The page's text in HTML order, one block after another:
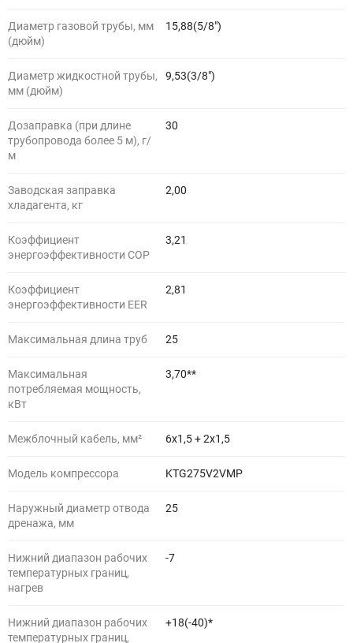
Диаметр газовой трубы, мм
(дюйм)
15,88(5/8")
Диаметр жидкостной трубы,
мм (дюйм)
9,53(3/8")
Дозаправка (при длине
трубопровода более 5 м), г/
м
30
Заводская заправка
хладагента, кг
2,00
Коэффициент
энергоэффективности COP
3,21
Коэффициент
энергоэффективности EER
2,81
Максимальная длина труб 25
Максимальная
потребляемая мощность,
кВт
3,70**
Межблочный кабель, мм² 6х1,5 + 2х1,5
Модель компрессора KTG275V2VMP
Наружный диаметр отвода
дренажа, мм
25
Нижний диапазон рабочих
температурных границ,
нагрев
-7
Нижний диапазон рабочих
температурных границ,
+18(-40)*